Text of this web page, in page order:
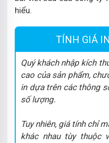
hiểu.
TÍNH GIÁ
Quý khách nhập kích
cao của sản phẩm,
in dựa trên các thông
số lượng.
Tuy nhiên, giá tính chỉ
khác nhau tùy thuộc